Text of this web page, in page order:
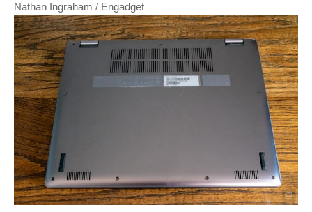
Nathan Ingraham / Engadget